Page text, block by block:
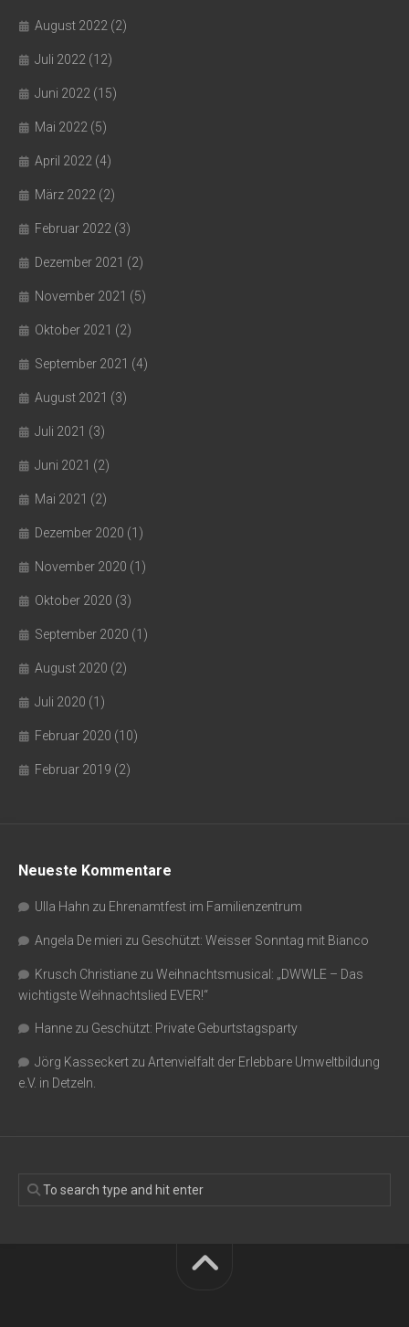
August 2022 (2)
Juli 2022 (12)
Juni 2022 (15)
Mai 2022 (5)
April 2022 (4)
März 2022 (2)
Februar 2022 (3)
Dezember 2021 (2)
November 2021 (5)
Oktober 2021 (2)
September 2021 (4)
August 2021 (3)
Juli 2021 (3)
Juni 2021 (2)
Mai 2021 (2)
Dezember 2020 (1)
November 2020 (1)
Oktober 2020 (3)
September 2020 (1)
August 2020 (2)
Juli 2020 (1)
Februar 2020 (10)
Februar 2019 (2)
Neueste Kommentare
Ulla Hahn zu Ehrenamtfest im Familienzentrum
Angela De mieri zu Geschützt: Weisser Sonntag mit Bianco
Krusch Christiane zu Weihnachtsmusical: „DWWLE – Das
wichtigste Weihnachtslied EVER!“
Hanne zu Geschützt: Private Geburtstagsparty
Jörg Kasseckert zu Artenvielfalt der Erlebbare Umweltbildung
e.V. in Detzeln.